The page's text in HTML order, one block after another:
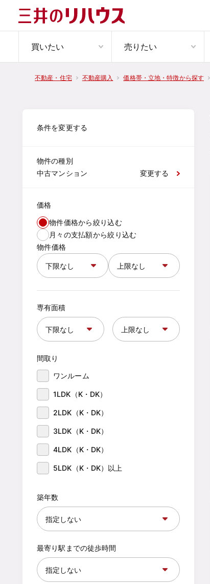
買いたい 売りたい
不動産・住宅 不動産購入 価格帯・立地・特徴から探す
条件を変更する
物件の種別
中古マンション
変更する
価格
物件価格から絞り込む
月々の支払額から絞り込む
物件価格
専有面積
間取り
ワンルーム
1LDK（K・DK）
2LDK（K・DK）
3LDK（K・DK）
4LDK（K・DK）
5LDK（K・DK）以上
築年数
最寄り駅までの徒歩時間